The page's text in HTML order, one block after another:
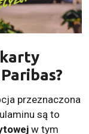
przeznaczona
są to
w tym